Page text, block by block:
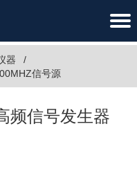
器
信号源
频信号发生器